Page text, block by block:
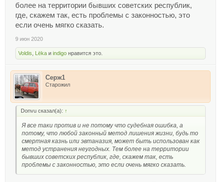
более на территории бывших советских республик,
где, скажем так, есть проблемы с законностью, это
если очень мягко сказать.
9 июн 2020
Voldis Lёka и indigo нравится это.
Серж1
Старожил
Donvu сказал(а): ↑
Я все таки против и не потому что судебная ошибка, а
потому, что любой законный метод лишения жизни, будь то
смертная казнь или эвтаназия, может быть использован как
метод устранения неугодных. Тем более на территории
бывших советских республик, где, скажем так, есть
проблемы с законностью, это если очень мягко сказать.